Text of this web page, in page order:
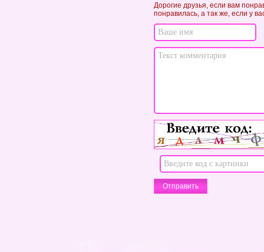
Дорогие друзья, если вам
понравилась, а так же, если у